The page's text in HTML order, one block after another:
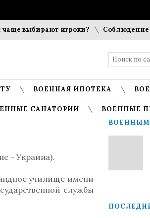
выбирают игроки? Соблюдение
ВОЕННАЯ ИПОТЕКА
САНАТОРИИ ВОЕННЫЕ
- Украина).
училище имени
службы
ВОЕННЫМ